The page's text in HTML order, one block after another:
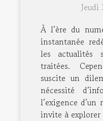
À l’ère du
instantanée
les actualités
traitées.
suscite un
nécessité
l’exigence
invite à explorer